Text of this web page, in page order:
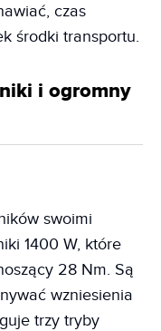
czas
środki transportu.
i ogromny
swoimi
1400 W, które
28 Nm. Są
wzniesienia
trzy tryby